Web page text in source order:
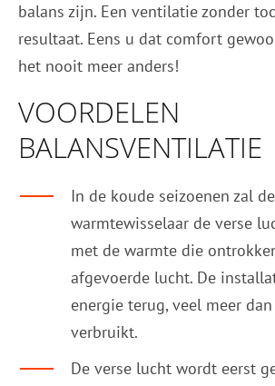
balans zijn. Een ventilatie zonder
resultaat. Eens u dat comfort
het nooit meer anders!
VOORDELEN
BALANSVENTILATIE
In de koude seizoenen zal de
warmtewisselaar de verse
met de warmte die
afgevoerde lucht. De
energie terug, veel meer
verbruikt.
De verse lucht wordt eerst